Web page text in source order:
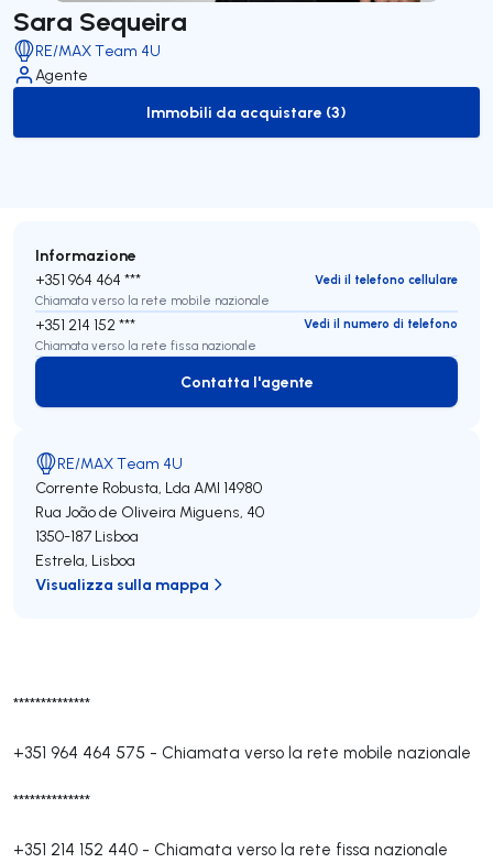
Sara Sequeira
RE/MAX Team 4U
Agente
to-buy-listing
Immobili da acquistare (3)
**************
+351 964 464 575 - Chiamata verso la rete mobile nazionale
**************
+351 214 152 440 - Chiamata verso la rete fissa nazionale
Informazione
+351 964 464 ***
Vedi il telefono cellulare
Chiamata verso la rete mobile nazionale
+351 214 152 ***
Vedi il numero di telefono
Chiamata verso la rete fissa nazionale
Contatta l'agente
Contatta l'agente
RE/MAX Team 4U
Corrente Robusta, Lda AMI 14980
Rua João de Oliveira Miguens, 40
1350-187 Lisboa
Estrela, Lisboa
Visualizza sulla mappa